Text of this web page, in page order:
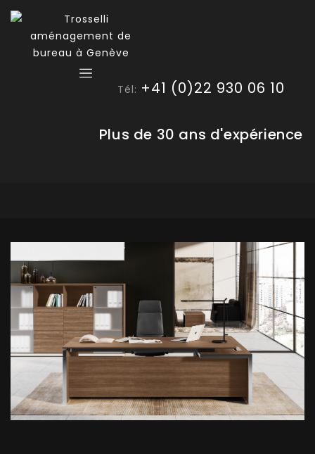
Tél: +41 (0)22 930 06 10
Plus de 30 ans d'expérience
🔍